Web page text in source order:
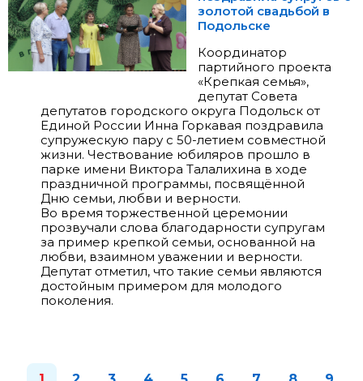
золотой свадьбой в
Подольске
Координатор
партийного проекта
«Крепкая семья»,
депутат Совета
депутатов городского округа Подольск от
Единой России Инна Горкавая поздравила
супружескую пару с 50-летием совместной
жизни. Чествование юбиляров прошло в
парке имени Виктора Талалихина в ходе
праздничной программы, посвящённой
Дню семьи, любви и верности.
Во время торжественной церемонии
прозвучали слова благодарности супругам
за пример крепкой семьи, основанной на
любви, взаимном уважении и верности.
Депутат отметил, что такие семьи являются
достойным примером для молодого
поколения.